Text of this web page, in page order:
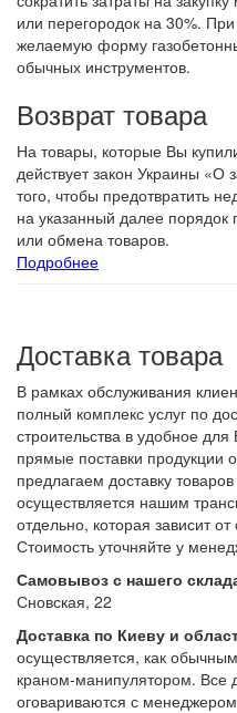
или перегородок на 30%.
желаемую форму
обычных инструментов.
Возврат товара
На товары, которые Вы
действует закон Украины «О
того, чтобы предотвратить
на указанный далее
или обмена товаров.
Подробнее
Доставка товара
В рамках обслуживания
полный комплекс услуг по
строительства в удобное
прямые поставки продукции
предлагаем доставку
осуществляется нашим
отдельно, которая зависит
Стоимость уточняйте у
Самовывоз с нашего
Сновская, 22
Доставка по Киеву и
осуществляется, как
краном-манипулятором. Все
оговариваются с